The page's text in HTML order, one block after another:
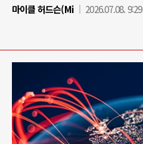
마이클 허드슨(Mi
2026.07.08. 9:29